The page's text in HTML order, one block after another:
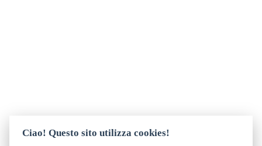
Ciao! Questo sito utilizza cookies!